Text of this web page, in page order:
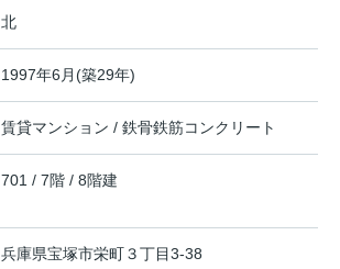
北
1997年6月(築29年)
賃貸マンション / 鉄骨鉄筋コンクリート
701 / 7階 / 8階建
兵庫県宝塚市栄町３丁目3-38